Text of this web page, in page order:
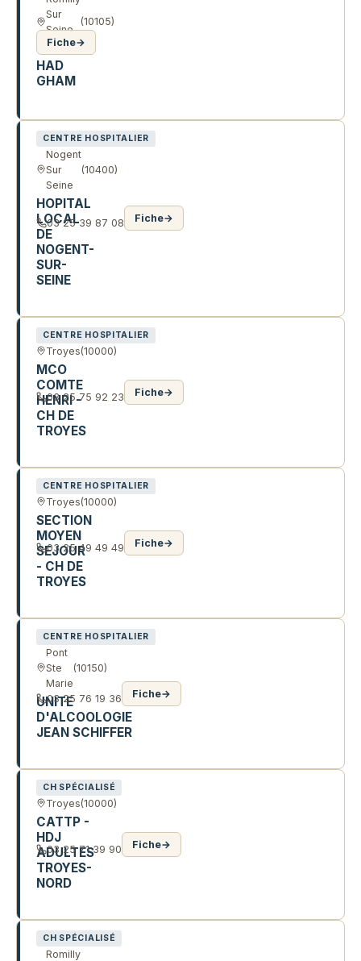
Sur
Seine
Cedex
(10105)
HAD
GHAM
Fiche→
CENTRE HOSPITALIER
Nogent
Sur
Seine
(10400)
HOPITAL
LOCAL
DE
NOGENT-
SUR-
SEINE
03 25 39 87 08 Fiche→
CENTRE HOSPITALIER
Troyes(10000)
MCO
COMTE
HENRI -
CH DE
TROYES
03 25 75 92 23 Fiche→
CENTRE HOSPITALIER
Troyes(10000)
SECTION
MOYEN
SEJOUR
- CH DE
TROYES
03 25 49 49 49 Fiche→
CENTRE HOSPITALIER
Pont
Ste
Marie
(10150)
UNITE
D'ALCOOLOGIE
JEAN SCHIFFER
03 25 76 19 36 Fiche→
CH SPÉCIALISÉ
Troyes(10000)
CATTP -
HDJ
ADULTES
TROYES-
NORD
03 25 71 39 90 Fiche→
CH SPÉCIALISÉ
Romilly